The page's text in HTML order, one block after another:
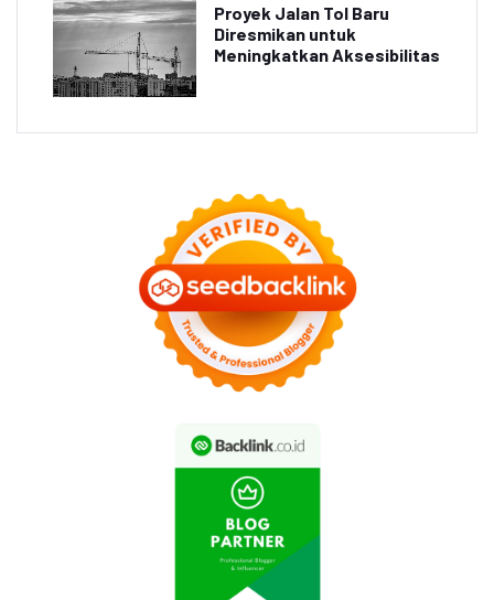
Proyek Jalan Tol Baru
Diresmikan untuk
Meningkatkan Aksesibilitas